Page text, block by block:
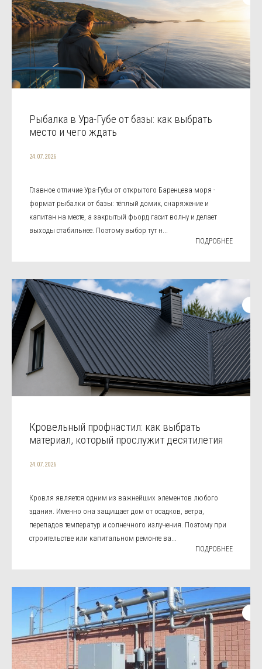
Рыбалка в Ура-Губе от базы: как выбрать
место и чего ждать
24.07.2026
Главное отличие Ура-Губы от открытого Баренцева моря -
формат рыбалки от базы: тёплый домик, снаряжение и
капитан на месте, а закрытый фьорд гасит волну и делает
выходы стабильнее. Поэтому выбор тут н...
ПОДРОБНЕЕ
Кровельный профнастил: как выбрать
материал, который прослужит десятилетия
24.07.2026
Кровля является одним из важнейших элементов любого
здания. Именно она защищает дом от осадков, ветра,
перепадов температур и солнечного излучения. Поэтому при
строительстве или капитальном ремонте ва...
ПОДРОБНЕЕ